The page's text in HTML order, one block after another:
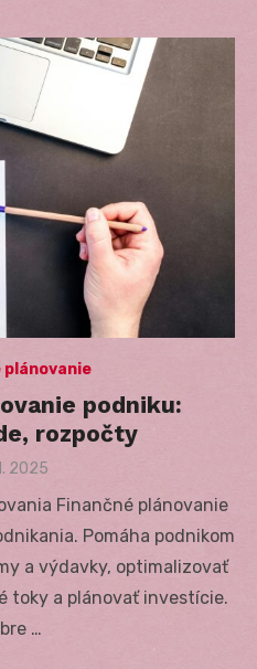
plánovanie
podniku:
rozpočty
2025
Finančné plánovanie
Pomáha podnikom
a výdavky, optimalizovať
toky a plánovať investície.
…